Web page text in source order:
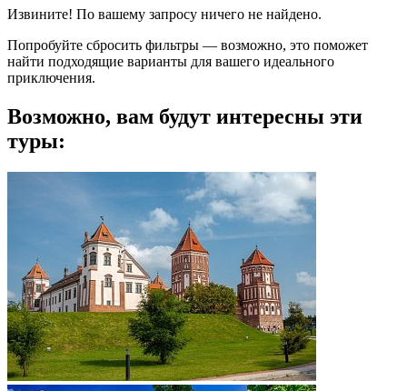
Извините! По вашему запросу ничего не найдено.
Попробуйте сбросить фильтры — возможно, это поможет
найти подходящие варианты для вашего идеального
приключения.
Возможно, вам будут интересны эти
туры: